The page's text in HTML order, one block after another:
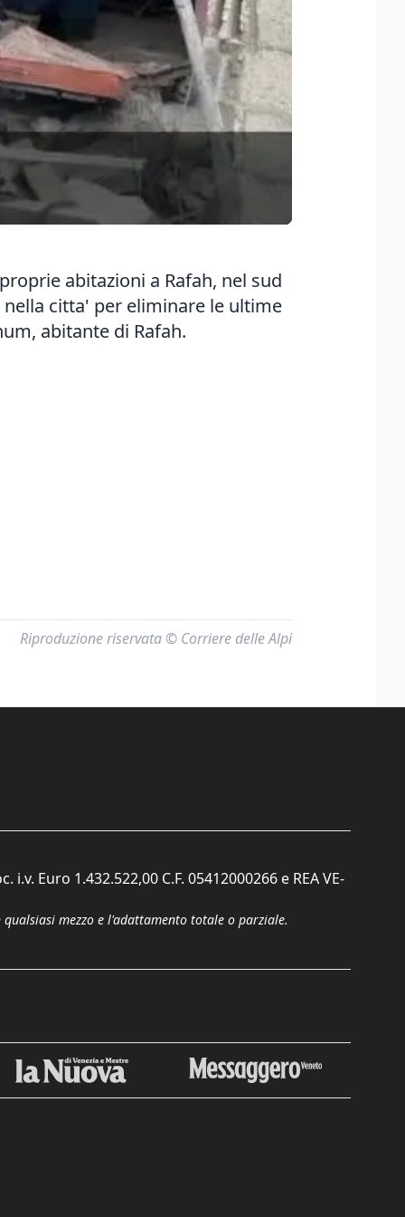
abitazioni a Rafah, nel sud
citta' per eliminare le ultime
abitante di Rafah.
Riproduzione riservata © Corriere delle Alpi
Euro 1.432.522,00 C.F. 05412000266 e REA VE-
mezzo e l'adattamento totale o parziale.